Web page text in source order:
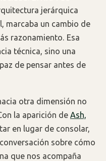
jerárquica
marcaba un cambio de
razonamiento. Esa
técnica, sino una
de pensar antes de
otra dimensión no
la aparición de Ash,
en lugar de consolar,
sobre cómo
que nos acompaña